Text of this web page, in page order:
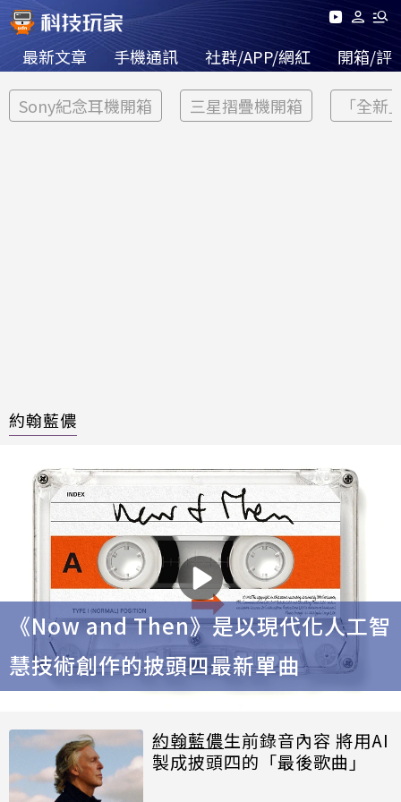
最新文章 手機通訊 社群/APP/網紅 開箱/評
Sony紀念耳機開箱 三星摺疊機開箱 「全新
約翰藍儂
《Now and Then》是以現代化人工智
慧技術創作的披頭四最新單曲
約翰藍儂生前錄音內容 將用AI
製成披頭四的「最後歌曲」